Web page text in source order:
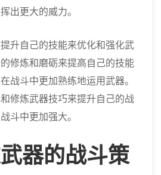
出更大的威力。
升自己的技能来优化和强化武
修炼和磨砺来提高自己的技能
战斗中更加熟练地运用武器。
修炼武器技巧来提升自己的战
斗中更加强大。
器的战斗策